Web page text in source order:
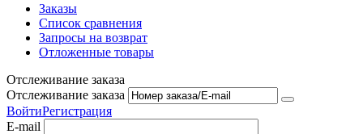
Заказы
Список сравнения
Запросы на возврат
Отложенные товары
Отслеживание заказа
Отслеживание заказа
ВойтиРегистрация
E-mail